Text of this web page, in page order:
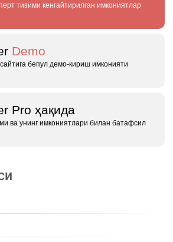
тизими кенгайтирилган имкониятлар
Demo
бепул демо‑кириш имконияти
Pro ҳақида
ва унинг имкониятлари билан батафсил